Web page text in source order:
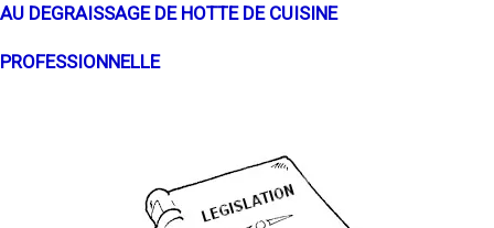
AU DEGRAISSAGE DE HOTTE DE CUISINE
PROFESSIONNELLE